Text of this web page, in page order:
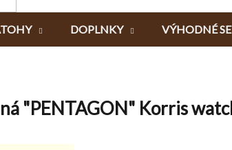
DOPLNKY VÝHODNÉ
"PENTAGON" Korris